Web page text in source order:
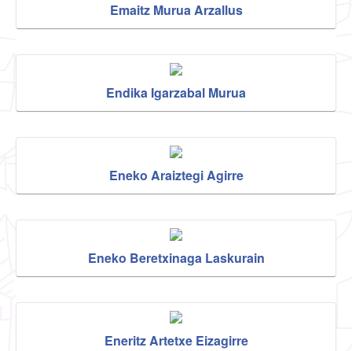
Emaitz Murua Arzallus
Endika Igarzabal Murua
Eneko Araiztegi Agirre
Eneko Beretxinaga Laskurain
Eneritz Artetxe Eizagirre